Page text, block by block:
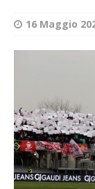
16 Maggio